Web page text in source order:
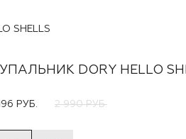
SHELLS
DORY HELLO
РУБ. 2 990 РУБ.